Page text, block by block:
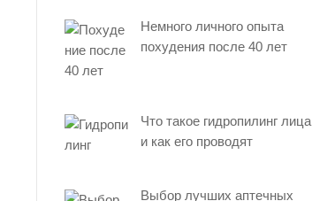
Немного личного опыта
похудения после 40 лет
Что такое гидропилинг лица
и как его проводят
Выбор лучших аптечных